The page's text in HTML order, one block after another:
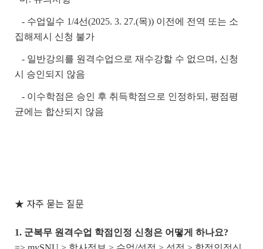
- 수업일수 1/4선(2025. 3. 27.(목)) 이전에 전역 또는 소
집해제시 신청 불가
- 일반강의를 원격수업으로 재수강할 수 없으며, 신청
시 승인되지 않음
- 이수학점은 승인 후 취득학점으로 인정하되, 평점평
균에는 합산되지 않음
★ 자주 묻는 질문
1. 군복무 원격수업 학점인정 신청은 어떻게 하나요?